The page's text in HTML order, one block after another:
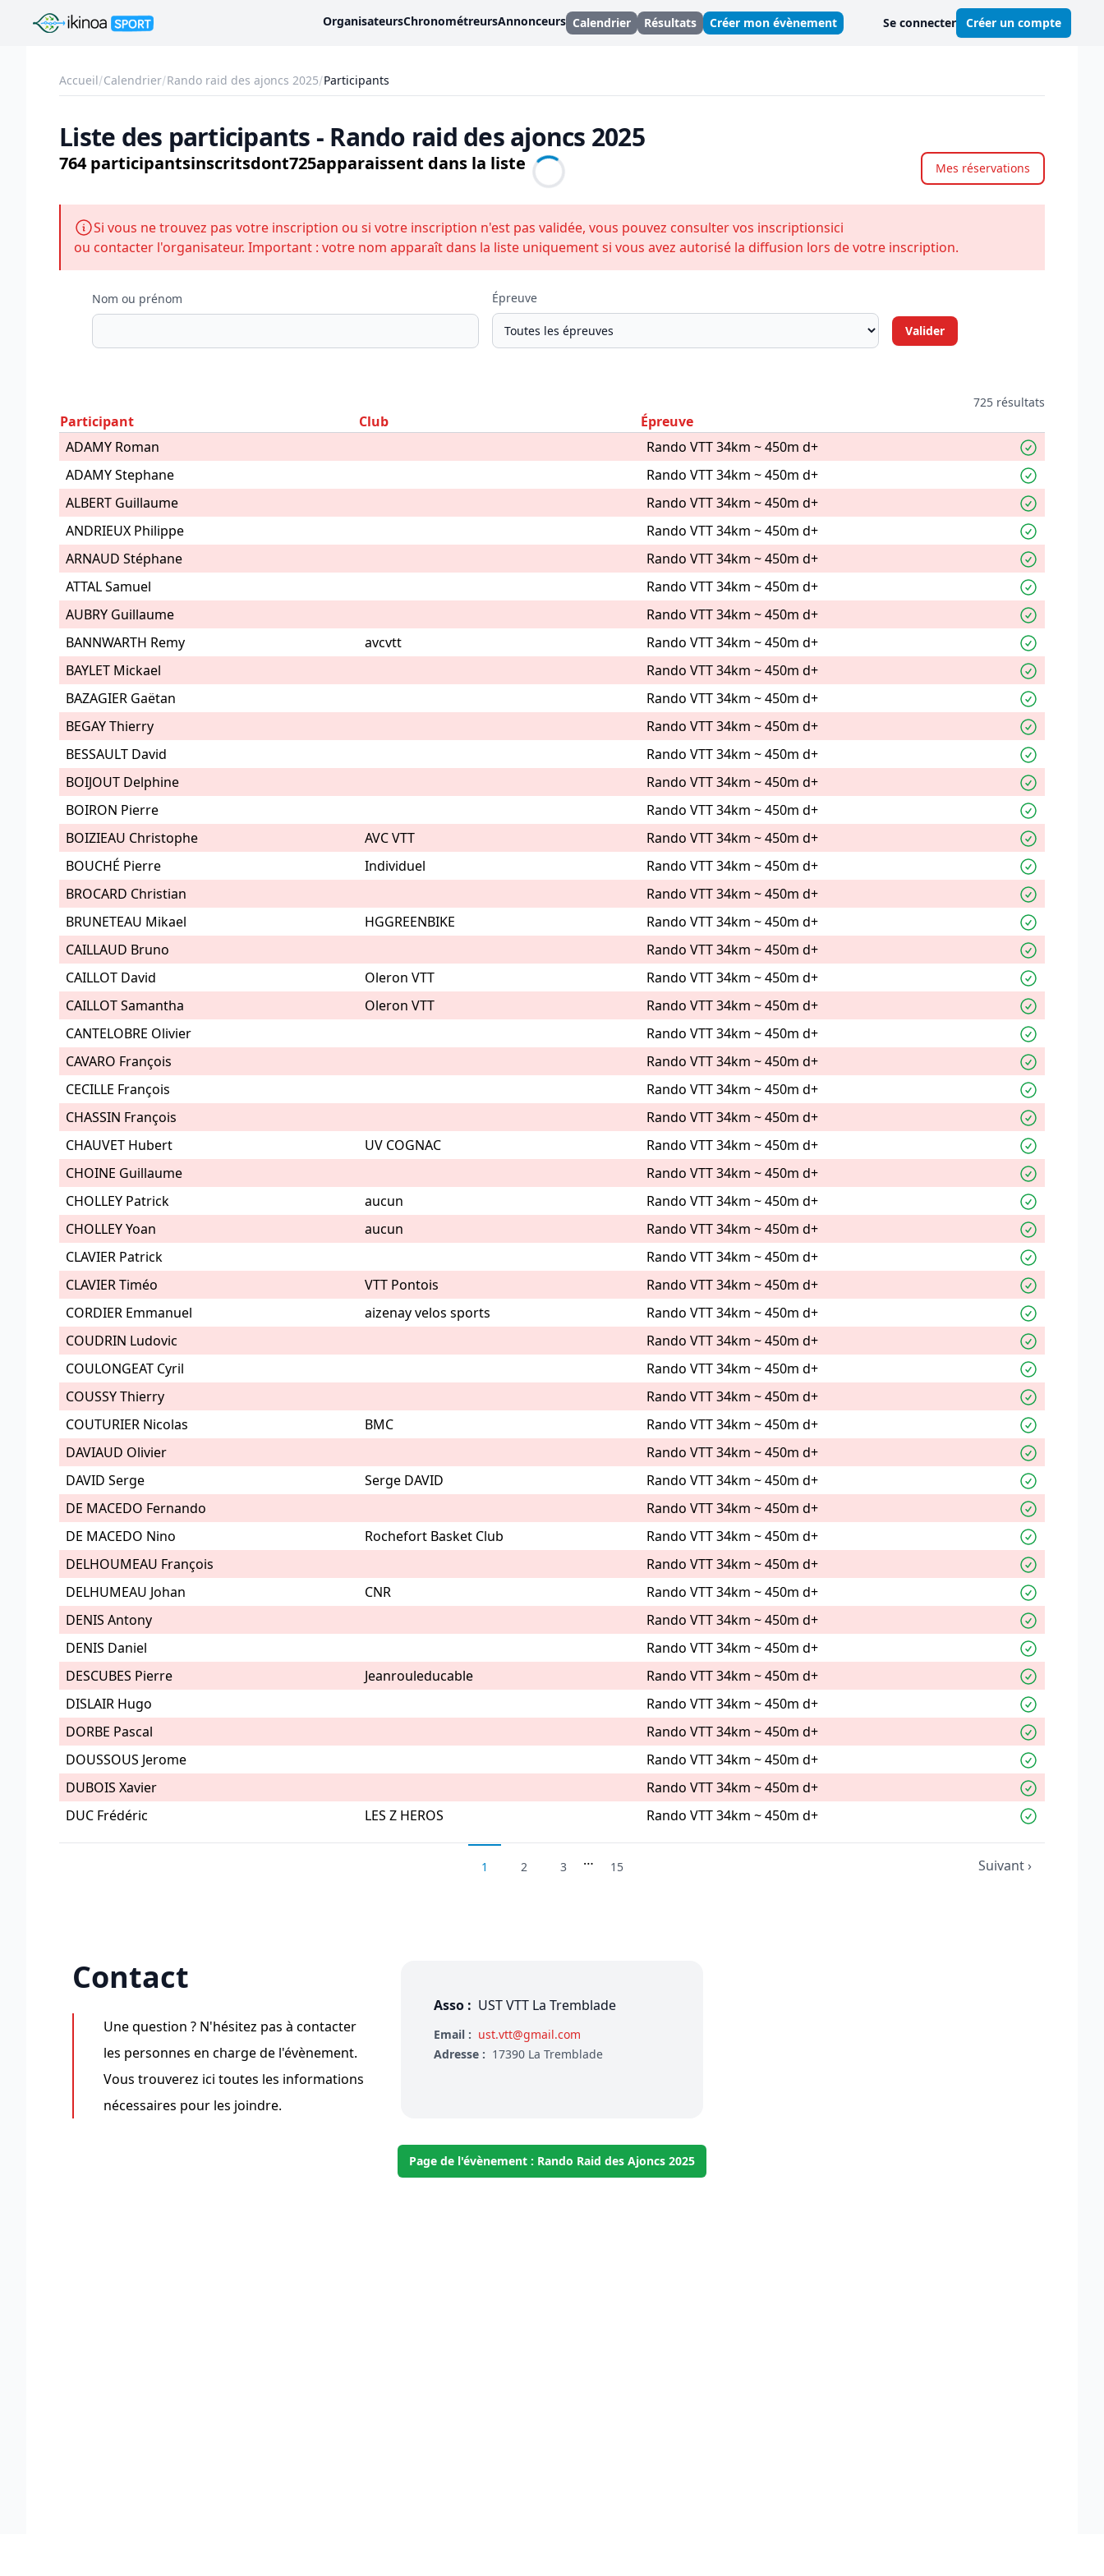
Ikinoa Sport OrganisateursChronométreursAnnonceurs Calendrier Résultats Créer mon évènement Se connecter Créer un compte
Accueil Calendrier Rando raid des ajoncs 2025 Participants
Liste des participants - Rando raid des ajoncs 2025
764 participantsinscritsdont725apparaissent dans la liste Mes réservations
Si vous ne trouvez pas votre inscription ou si votre inscription n'est pas validée, vous pouvez consulter vos inscriptionsici
ou contacter l'organisateur. Important : votre nom apparaît dans la liste uniquement si vous avez autorisé la diffusion lors de votre inscription.
Nom ou prénom Épreuve
725 résultats
Participant Club
Épreuve
ADAMY Roman
Rando VTT 34km ~ 450m d+
ADAMY Stephane
Rando VTT 34km ~ 450m d+
ALBERT Guillaume
Rando VTT 34km ~ 450m d+
ANDRIEUX Philippe
Rando VTT 34km ~ 450m d+
ARNAUD Stéphane
Rando VTT 34km ~ 450m d+
ATTAL Samuel
Rando VTT 34km ~ 450m d+
AUBRY Guillaume
Rando VTT 34km ~ 450m d+
BANNWARTH Remy
avcvtt
Rando VTT 34km ~ 450m d+
BAYLET Mickael
Rando VTT 34km ~ 450m d+
BAZAGIER Gaëtan
Rando VTT 34km ~ 450m d+
BEGAY Thierry
Rando VTT 34km ~ 450m d+
BESSAULT David
Rando VTT 34km ~ 450m d+
BOIJOUT Delphine
Rando VTT 34km ~ 450m d+
BOIRON Pierre
Rando VTT 34km ~ 450m d+
BOIZIEAU Christophe
AVC VTT
Rando VTT 34km ~ 450m d+
BOUCHÉ Pierre
Individuel
Rando VTT 34km ~ 450m d+
BROCARD Christian
Rando VTT 34km ~ 450m d+
BRUNETEAU Mikael
HGGREENBIKE
Rando VTT 34km ~ 450m d+
CAILLAUD Bruno
Rando VTT 34km ~ 450m d+
CAILLOT David
Oleron VTT
Rando VTT 34km ~ 450m d+
CAILLOT Samantha
Oleron VTT
Rando VTT 34km ~ 450m d+
CANTELOBRE Olivier
Rando VTT 34km ~ 450m d+
CAVARO François
Rando VTT 34km ~ 450m d+
CECILLE François
Rando VTT 34km ~ 450m d+
CHASSIN François
Rando VTT 34km ~ 450m d+
CHAUVET Hubert
UV COGNAC
Rando VTT 34km ~ 450m d+
CHOINE Guillaume
Rando VTT 34km ~ 450m d+
CHOLLEY Patrick
aucun
Rando VTT 34km ~ 450m d+
CHOLLEY Yoan
aucun
Rando VTT 34km ~ 450m d+
CLAVIER Patrick
Rando VTT 34km ~ 450m d+
CLAVIER Timéo
VTT Pontois
Rando VTT 34km ~ 450m d+
CORDIER Emmanuel
aizenay velos sports
Rando VTT 34km ~ 450m d+
COUDRIN Ludovic
Rando VTT 34km ~ 450m d+
COULONGEAT Cyril
Rando VTT 34km ~ 450m d+
COUSSY Thierry
Rando VTT 34km ~ 450m d+
COUTURIER Nicolas
BMC
Rando VTT 34km ~ 450m d+
DAVIAUD Olivier
Rando VTT 34km ~ 450m d+
DAVID Serge
Serge DAVID
Rando VTT 34km ~ 450m d+
DE MACEDO Fernando
Rando VTT 34km ~ 450m d+
DE MACEDO Nino
Rochefort Basket Club
Rando VTT 34km ~ 450m d+
DELHOUMEAU François
Rando VTT 34km ~ 450m d+
DELHUMEAU Johan
CNR
Rando VTT 34km ~ 450m d+
DENIS Antony
Rando VTT 34km ~ 450m d+
DENIS Daniel
Rando VTT 34km ~ 450m d+
DESCUBES Pierre
Jeanrouleducable
Rando VTT 34km ~ 450m d+
DISLAIR Hugo
Rando VTT 34km ~ 450m d+
DORBE Pascal
Rando VTT 34km ~ 450m d+
DOUSSOUS Jerome
Rando VTT 34km ~ 450m d+
DUBOIS Xavier
Rando VTT 34km ~ 450m d+
DUC Frédéric
LES Z HEROS Rando VTT 34km ~ 450m d+
1 2 3 … 15 Suivant ›
Contact
Une question ? N'hésitez pas à contacter
les personnes en charge de l'évènement.
Vous trouverez ici toutes les informations
nécessaires pour les joindre.
Asso : UST VTT La Tremblade
Email : ust.vtt@gmail.com
Adresse : 17390 La Tremblade
Page de l'évènement : Rando Raid des Ajoncs 2025